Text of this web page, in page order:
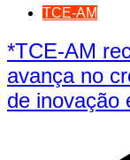
TCE-AM
*TCE-AM
avança no
de inovação